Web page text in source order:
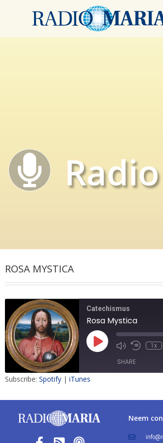
ROSA MYSTICA
Catechismus
Rosa Mystica
1x
SHARE
LINK
Subscribe: Spotify | iTunes
Neem